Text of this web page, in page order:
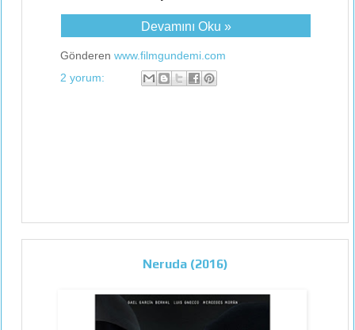
Devamını Oku »
Gönderen www.filmgundemi.com
2 yorum:
Neruda (2016)